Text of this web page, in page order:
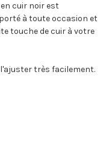
cuir noir est
à toute occasion et
touche de cuir à votre
très facilement.